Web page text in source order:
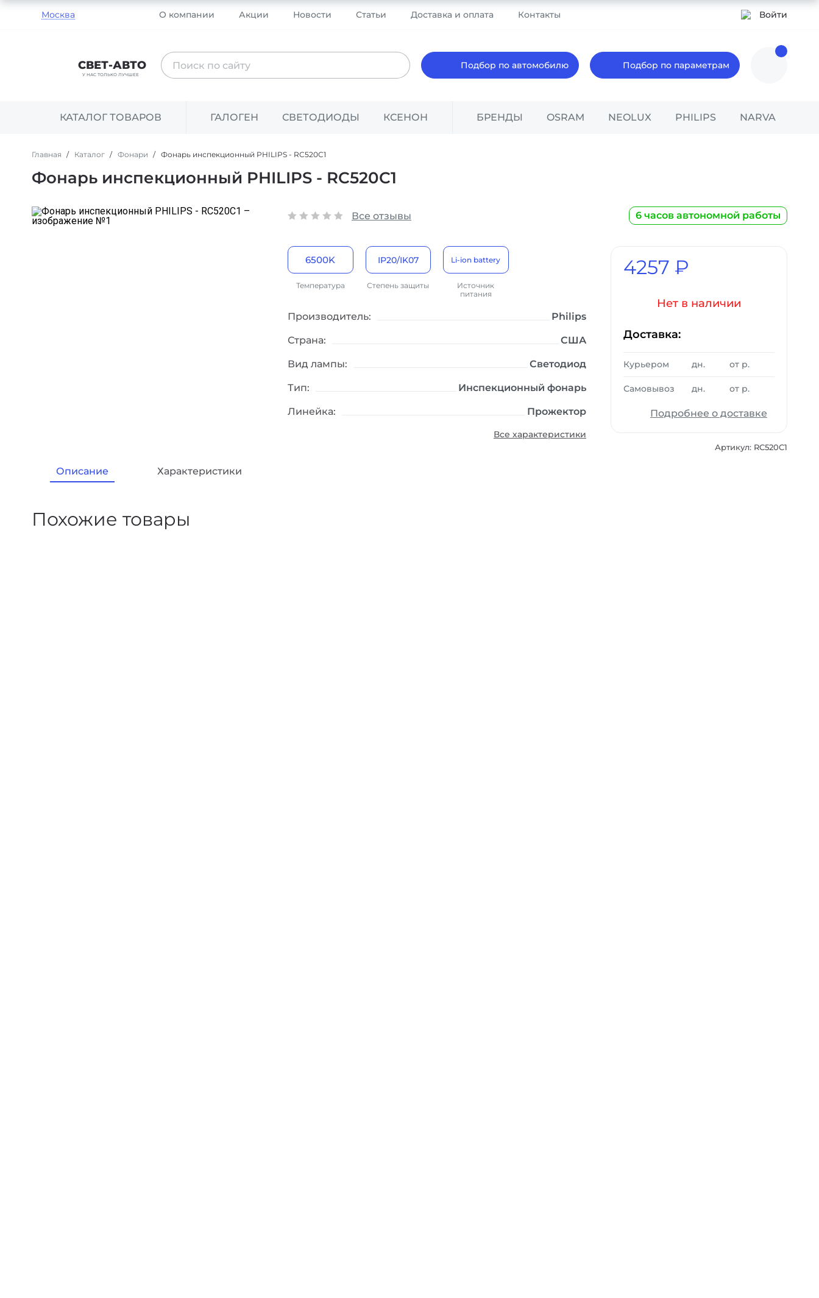
СВЕТ-АВТО
У НАС ТОЛЬКО ЛУЧШЕЕ
Поиск
по
сайту
Подбор по автомобилю Подбор по параметрам
Москва О компании Акции Новости Статьи Доставка и оплата Контакты Войти
КАТАЛОГ ТОВАРОВ ГАЛОГЕН СВЕТОДИОДЫ КСЕНОН БРЕНДЫ OSRAM NEOLUX PHILIPS NARVA
Главная Каталог Фонари Фонарь инспекционный PHILIPS - RC520C1
Фонарь инспекционный PHILIPS - RC520C1
Все отзывы 6 часов автономной работы
6500K
Холодный
голубой цвет
Температура
IP20/IK07
Защиты от
воды нет /
Выдерживает
Степень защиты
Li-ion battery
Встроенный
аккумулятор
Источник
питания
Производитель: Philips
Страна: США
Вид лампы: Светодиод
Тип: Инспекционный фонарь
Линейка: Прожектор
Все характеристики
4257 ₽
Нет в наличии
Доставка:
Курьером дн. от р.
Самовывоз дн. от р.
Подробнее о доставке
Артикул: RC520C1
Описание Характеристики
Похожие товары